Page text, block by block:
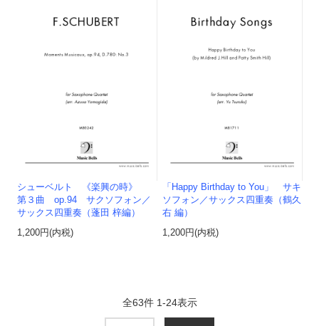
シューベルト 《楽興の時》
第３曲 op.94 サクソフォン／
サックス四重奏（蓬田 梓編）
1,200円(内税)
「Happy Birthday to You」 サキ
ソフォン／サックス四重奏（鶴久
右 編）
1,200円(内税)
全63件 1-24表示